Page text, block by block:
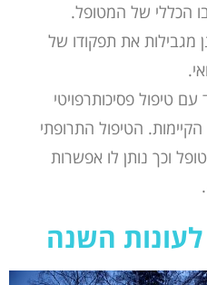
הכללי של המטופל.
מגבילות את תפקודו של
טיפול פסיכותרפויטי
הטיפול התרופתי
וכך נותן לו אפשרות
לעונות השנה